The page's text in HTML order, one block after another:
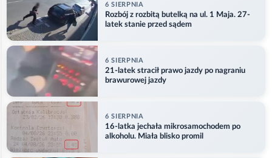
6 SIERPNIA
Rozbój z rozbitą butelką na ul. 1 Maja. 27-
latek stanie przed sądem
6 SIERPNIA
21-latek stracił prawo jazdy po nagraniu
brawurowej jazdy
6 SIERPNIA
16-latka jechała mikrosamochodem po
alkoholu. Miała blisko promil